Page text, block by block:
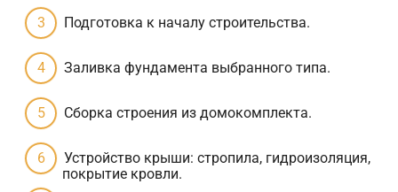
Подготовка к началу строительства.
Заливка фундамента выбранного типа.
Сборка строения из домокомплекта.
Устройство крыши: стропила, гидроизоляция,
покрытие кровли.